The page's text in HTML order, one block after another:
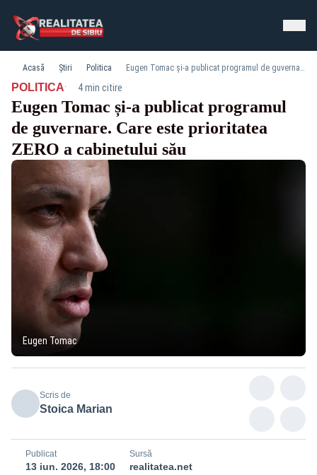
Acasă Știri Politica Eugen Tomac și-a publicat programul de guvernare. Care este prioritatea ZERO a cabinetului său
POLITICA· 4 min citire
Eugen Tomac și-a publicat programul
de guvernare. Care este prioritatea
ZERO a cabinetului său
Eugen Tomac
Scris de
Stoica Marian
Publicat
13 iun. 2026, 18:00
Sursă
realitatea.net